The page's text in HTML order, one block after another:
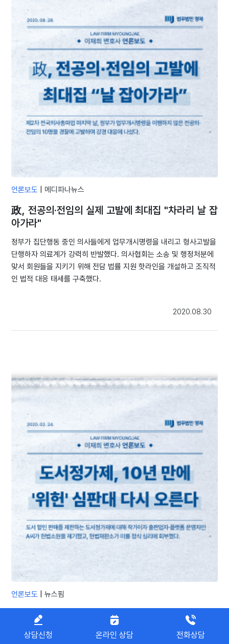
언론보도 메디파나뉴스
政, 전공의·전임의 실제 고발에 최대집 "차라리 날 잡
아가라"
정부가 집단행동 중인 의사들에게 업무개시명령을 내리고 형사고발을
단행하자 의료계가 강력히 반발했다. 의사협회는 소송 및 행정처분에
맞서 회원들을 지키기 위해 전담 법률 지원 핫라인을 개설하고 조직적
인 법적 대응 태세를 구축했다.
2020.08.30
언론보도 |뉴스핌
도서정가제, 10년 만에 '위헌' 심판대 다시 오른다…
헌법재판 정식 회부
상담신청 온라인 상담 전화상담